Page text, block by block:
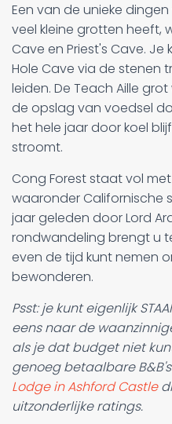
Een van de unieke
veel kleine grotten heeft,
Cave en Priest's Cave.
Hole Cave via de stenen
leiden. De Teach Aille
de opslag van voedsel
het hele jaar door koel
stroomt.
Cong Forest staat vol
waaronder Californische
jaar geleden door Lord
rondwandeling brengt u
even de tijd kunt nemen
bewonderen.
Psst: je kunt eigenlijk
eens naar de
als je dat budget niet
genoeg betaalbare
Lodge in Ashford Castle
uitzonderlijke ratings.